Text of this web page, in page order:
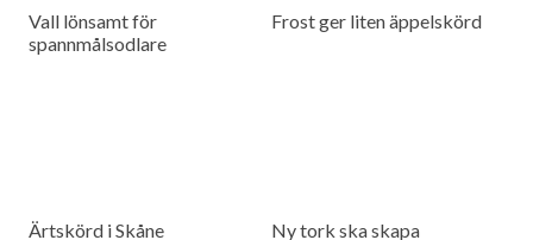
Vall lönsamt för
spannmålsodlare
Frost ger liten äppelskörd
Ärtskörd i Skåne
Ny tork ska skapa